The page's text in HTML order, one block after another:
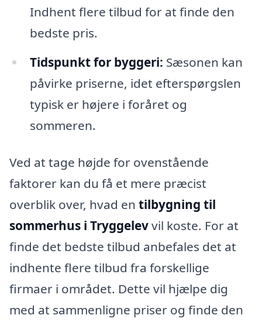
Indhent flere tilbud for at finde den
bedste pris.
Tidspunkt for byggeri: Sæsonen kan
påvirke priserne, idet efterspørgslen
typisk er højere i foråret og
sommeren.
Ved at tage højde for ovenstående
faktorer kan du få et mere præcist
overblik over, hvad en tilbygning til
sommerhus i Tryggelevvil koste. For at
finde det bedste tilbud anbefales det at
indhente flere tilbud fra forskellige
firmaer i området. Dette vil hjælpe dig
med at sammenligne priser og finde den